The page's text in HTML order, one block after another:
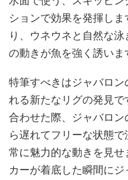
ションで効果を発揮し
り、ウネウネと自然な
の動きが魚を強く誘いま
特筆すべきはジャバロ
れる新たなリグの発見
合わせた際、ジャバロ
ら遅れてフリーな状態
常に魅力的な動きを見
カーが着底した瞬間に